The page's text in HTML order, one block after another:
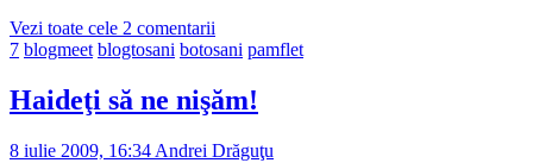
Vezi toate cele 2 comentarii
7 blogmeet blogtosani botosani pamflet
Haideţi să ne nişăm!
8 iulie 2009, 16:34 Andrei Drăguţu